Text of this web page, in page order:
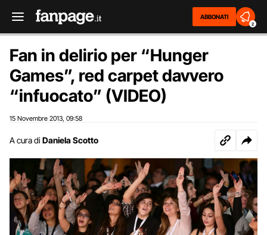
ABBONATI
2
Fan in delirio per “Hunger
Games”, red carpet davvero
“infuocato” (VIDEO)
15 Novembre 2013 09:58
A cura di Daniela Scotto